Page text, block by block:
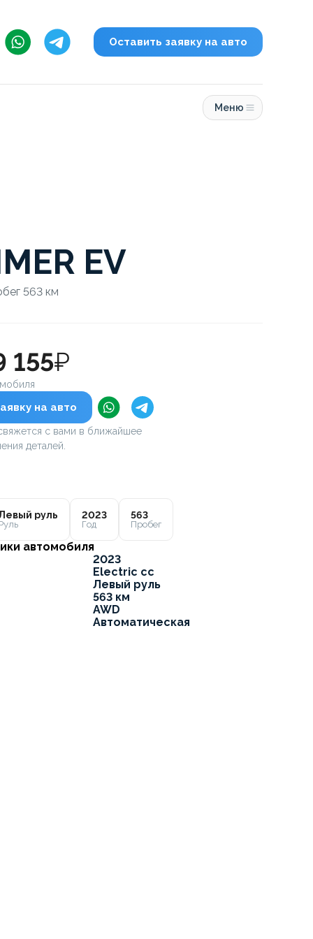
Оставить заявку на авто
Меню
EV
563 км
155₽
на авто
с вами в ближайшее
деталей.
руль 2023
Год
563
Пробег
автомобиля
2023
Electric cc
Левый руль
563 км
AWD
Автоматическая